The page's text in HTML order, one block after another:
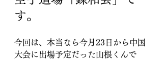
す。
今回は、本当なら今月23日から中国
大会に出場予定だった山根くんで